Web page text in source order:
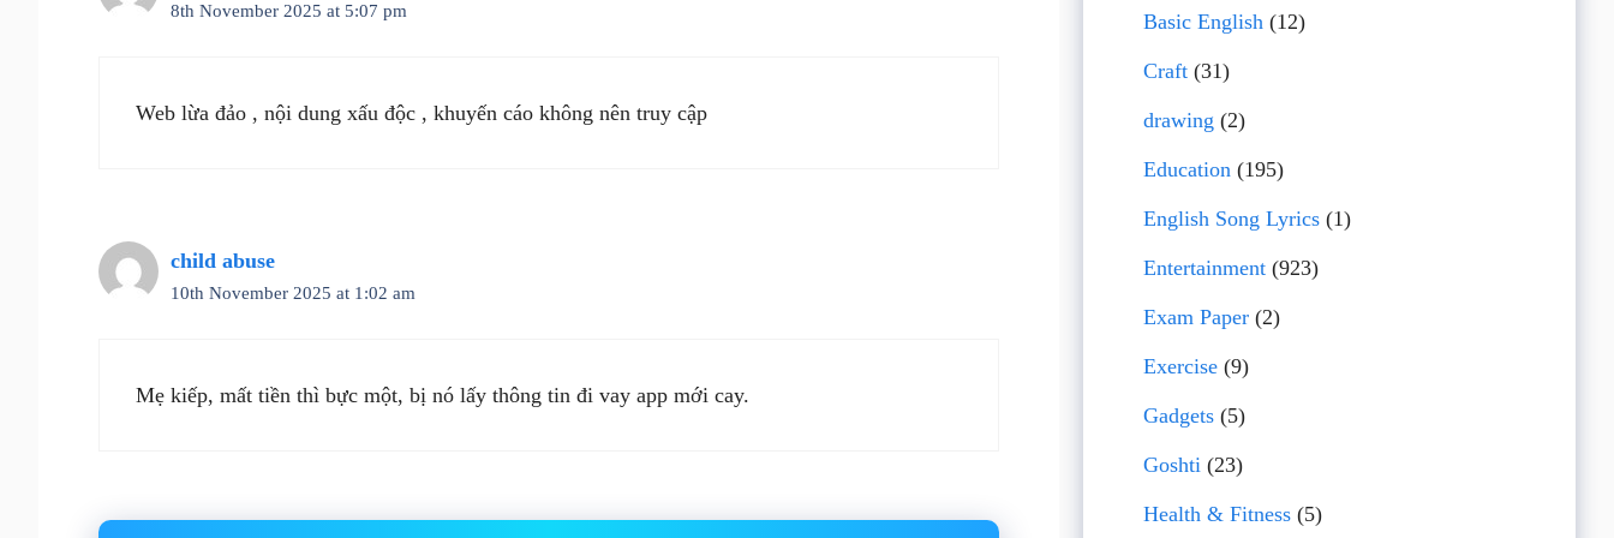
8th November 2025 at 5:07 pm
Web lừa đảo , nội dung xấu độc , khuyến cáo không nên truy cập
child abuse
10th November 2025 at 1:02 am
Mẹ kiếp, mất tiền thì bực một, bị nó lấy thông tin đi vay app mới cay.
Basic English (12)
Craft (31)
drawing (2)
Education (195)
English Song Lyrics (1)
Entertainment (923)
Exam Paper (2)
Exercise (9)
Gadgets (5)
Goshti (23)
Health & Fitness (5)